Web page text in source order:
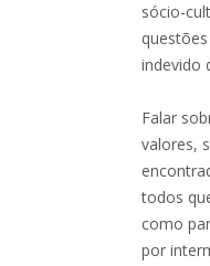
sócio-
indevido
Falar
valores,
todos
como
por